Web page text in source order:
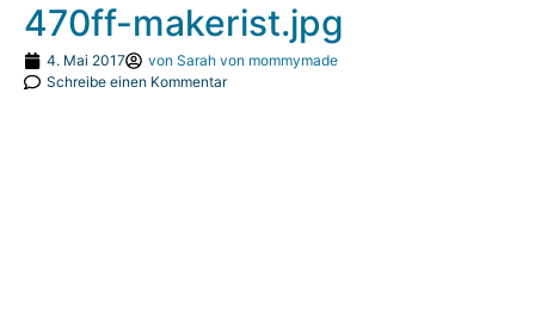
470ff-makerist.jpg
4. Mai 2017 von Sarah von mommymade
Schreibe einen Kommentar